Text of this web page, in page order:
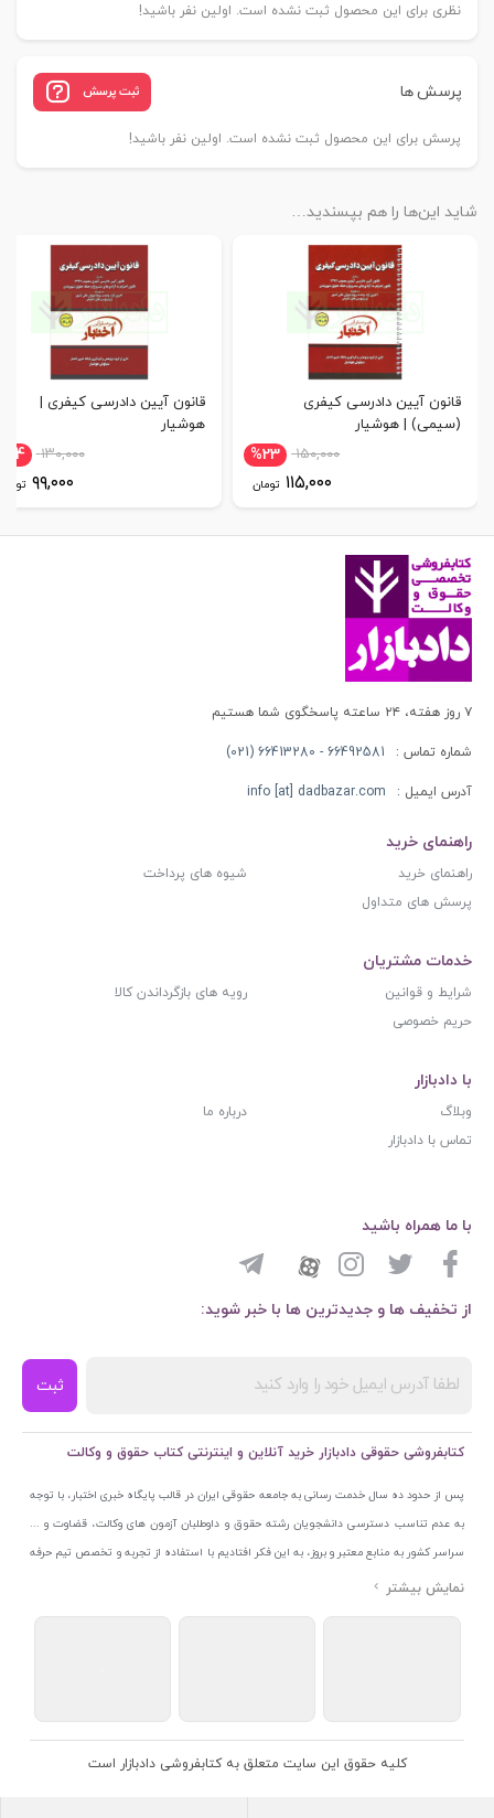
نظری برای این محصول ثبت نشده است. اولین نفر باشید!
پرسش ها ثبت پرسش
پرسش برای این محصول ثبت نشده است. اولین نفر باشید!
شاید این‌ها را هم بپسندید…
قانون آیین دادرسی کیفری
(سیمی) | هوشیار
%23 ۱۵۰,۰۰۰
۱۱۵,۰۰۰ تومان
قانون آیین دادرسی کیفری |
هوشیار
۱۳۰,۰۰۰
۹۹,۰۰۰ تومان
۷ روز هفته، ۲۴ ساعته پاسخگوی شما هستیم
شماره تماس : 66492581 - 66413280 (021)
آدرس ایمیل : info [at] dadbazar.com
راهنمای خرید
راهنمای خرید
شیوه های پرداخت
پرسش های متداول
خدمات مشتریان
شرایط و قوانین
رویه های بازگرداندن کالا
حریم خصوصی
با دادبازار
وبلاگ
درباره ما
تماس با دادبازار
از تخفیف ها و جدیدترین ها با خبر شوید:
ثبت
با ما همراه باشید
کتابفروشی حقوقی دادبازار خرید آنلاین و اینترنتی کتاب حقوق و وکالت
پس از حدود ده سال خدمت رسانی به جامعه حقوقی ایران در قالب پایگاه خبری اختبار، با توجه
به عدم تناسب دسترسی دانشجویان رشته حقوق و داوطلبان آزمون های وکالت، قضاوت و ...
سراسر کشور به منابع معتبر و بروز، به این فکر افتادیم با استفاده از تجربه و تخصص تیم حرفه
ای اختبار خدمتی جدید به جامعه حقوقی ایران ارائه کنیم. به این منظور با راه اندازی و تجهیز
اتحادیه ناشران و کتابفروشان تهران به منظور ارائه مطمئن ترین خدمات مجموعه بسیار کامل و
معتبری از کتاب های حقوقی را به علاقمندان عرضه کرده ایم. علاوه بر این با بهره گیری از فناوری
کلیه حقوق این سایت متعلق به کتابفروشی دادبازار است